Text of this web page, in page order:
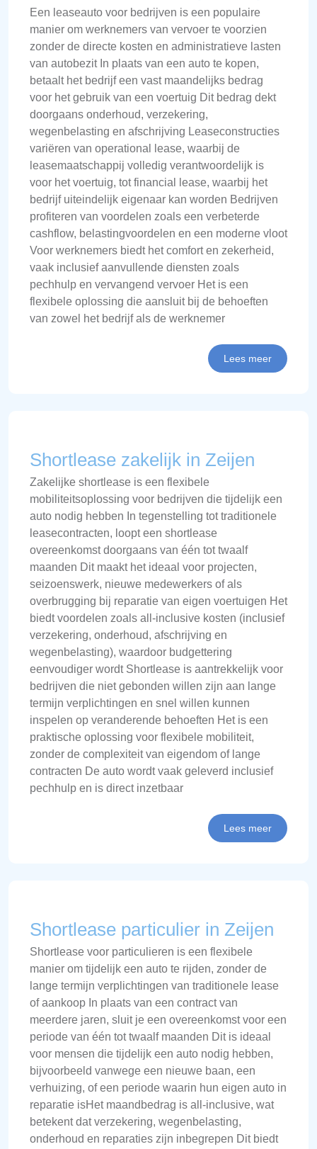
Een leaseauto voor bedrijven is een populaire
manier om werknemers van vervoer te voorzien
zonder de directe kosten en administratieve lasten
van autobezit In plaats van een auto te kopen,
betaalt het bedrijf een vast maandelijks bedrag
voor het gebruik van een voertuig Dit bedrag dekt
doorgaans onderhoud, verzekering,
wegenbelasting en afschrijving Leaseconstructies
variëren van operational lease, waarbij de
leasemaatschappij volledig verantwoordelijk is
voor het voertuig, tot financial lease, waarbij het
bedrijf uiteindelijk eigenaar kan worden Bedrijven
profiteren van voordelen zoals een verbeterde
cashflow, belastingvoordelen en een moderne vloot
Voor werknemers biedt het comfort en zekerheid,
vaak inclusief aanvullende diensten zoals
pechhulp en vervangend vervoer Het is een
flexibele oplossing die aansluit bij de behoeften
van zowel het bedrijf als de werknemer
Lees meer
Shortlease zakelijk in Zeijen
Zakelijke shortlease is een flexibele
mobiliteitsoplossing voor bedrijven die tijdelijk een
auto nodig hebben In tegenstelling tot traditionele
leasecontracten, loopt een shortlease
overeenkomst doorgaans van één tot twaalf
maanden Dit maakt het ideaal voor projecten,
seizoenswerk, nieuwe medewerkers of als
overbrugging bij reparatie van eigen voertuigen Het
biedt voordelen zoals all-inclusive kosten (inclusief
verzekering, onderhoud, afschrijving en
wegenbelasting), waardoor budgettering
eenvoudiger wordt Shortlease is aantrekkelijk voor
bedrijven die niet gebonden willen zijn aan lange
termijn verplichtingen en snel willen kunnen
inspelen op veranderende behoeften Het is een
praktische oplossing voor flexibele mobiliteit,
zonder de complexiteit van eigendom of lange
contracten De auto wordt vaak geleverd inclusief
pechhulp en is direct inzetbaar
Lees meer
Shortlease particulier in Zeijen
Shortlease voor particulieren is een flexibele
manier om tijdelijk een auto te rijden, zonder de
lange termijn verplichtingen van traditionele lease
of aankoop In plaats van een contract van
meerdere jaren, sluit je een overeenkomst voor een
periode van één tot twaalf maanden Dit is ideaal
voor mensen die tijdelijk een auto nodig hebben,
bijvoorbeeld vanwege een nieuwe baan, een
verhuizing, of een periode waarin hun eigen auto in
reparatie isHet maandbedrag is all-inclusive, wat
betekent dat verzekering, wegenbelasting,
onderhoud en reparaties zijn inbegrepen Dit biedt